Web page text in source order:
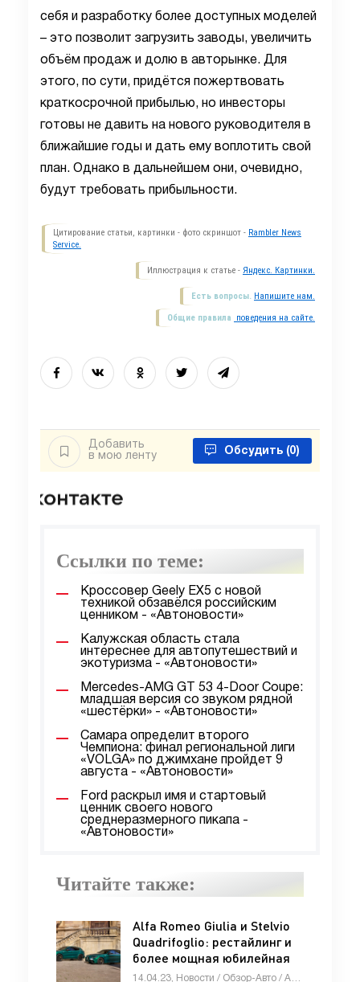
себя и разработку более доступных моделей
– это позволит загрузить заводы, увеличить
объём продаж и долю в авторынке. Для
этого, по сути, придётся пожертвовать
краткосрочной прибылью, но инвесторы
готовы не давить на нового руководителя в
ближайшие годы и дать ему воплотить свой
план. Однако в дальнейшем они, очевидно,
будут требовать прибыльности.
Цитирование статьи, картинки - фото скриншот - Rambler News
Service.
Иллюстрация к статье - Яндекс. Картинки.
Есть вопросы. Напишите нам.
Общие правила поведения на сайте.
Добавить
в мою ленту
Обсудить (0)
Ссылки по теме:
Кроссовер Geely EX5 с новой
техникой обзавёлся российским
ценником - «Автоновости»
Калужская область стала
интереснее для автопутешествий и
экотуризма - «Автоновости»
Mercedes-AMG GT 53 4-Door Coupe:
младшая версия со звуком рядной
«шестёрки» - «Автоновости»
Самара определит второго
Чемпиона: финал региональной лиги
«VOLGA» по джимхане пройдет 9
августа - «Автоновости»
Ford раскрыл имя и стартовый
ценник своего нового
среднеразмерного пикапа -
«Автоновости»
Читайте также:
Alfa Romeo Giulia и Stelvio
Quadrifoglio: рестайлинг и
более мощная юбилейная
версия - «Автоновости»